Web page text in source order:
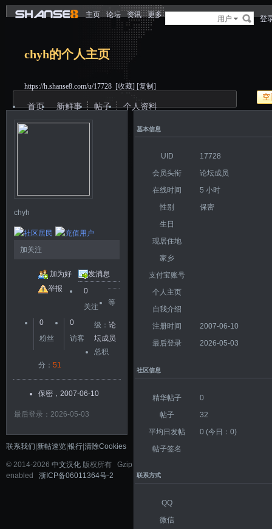
主页 论坛 资讯 更多 用户 登
chyh的个人主页
https://h.shanse8.com/u/17728 [收藏] [复制]
空
首页 新鲜事 帖子 个人资料
chyh
加关注
加为好
友
发消息
举报
0
关注
0
粉丝
0
访客
等
级：论
坛成员
总积
分： 51
保密，2007-06-10
最后登录：2026-05-03
基本信息
UID
17728
会员头衔
论坛成员
在线时间
5 小时
性别
保密
生日
现居住地
家乡
支付宝账号
个人主页
自我介绍
注册时间
2007-06-10
最后登录
2026-05-03
社区信息
精华帖子
0
帖子
32
平均日发帖
0 (今日：0)
帖子签名
联系方式
QQ
微信
联系我们 新帖速览 银行 清除Cookies
© 2014-2026 中文汉化 版权所有 Gzip
enabled 浙ICP备06011364号-2